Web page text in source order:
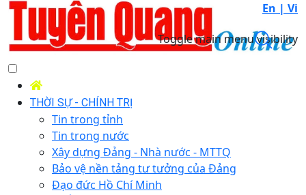
En | Vi
Toggle main menu visibility
THỜI SỰ - CHÍNH TRỊ
Tin trong tỉnh
Tin trong nước
Xây dựng Đảng - Nhà nước - MTTQ
Bảo vệ nền tảng tư tưởng của Đảng
Đạo đức Hồ Chí Minh